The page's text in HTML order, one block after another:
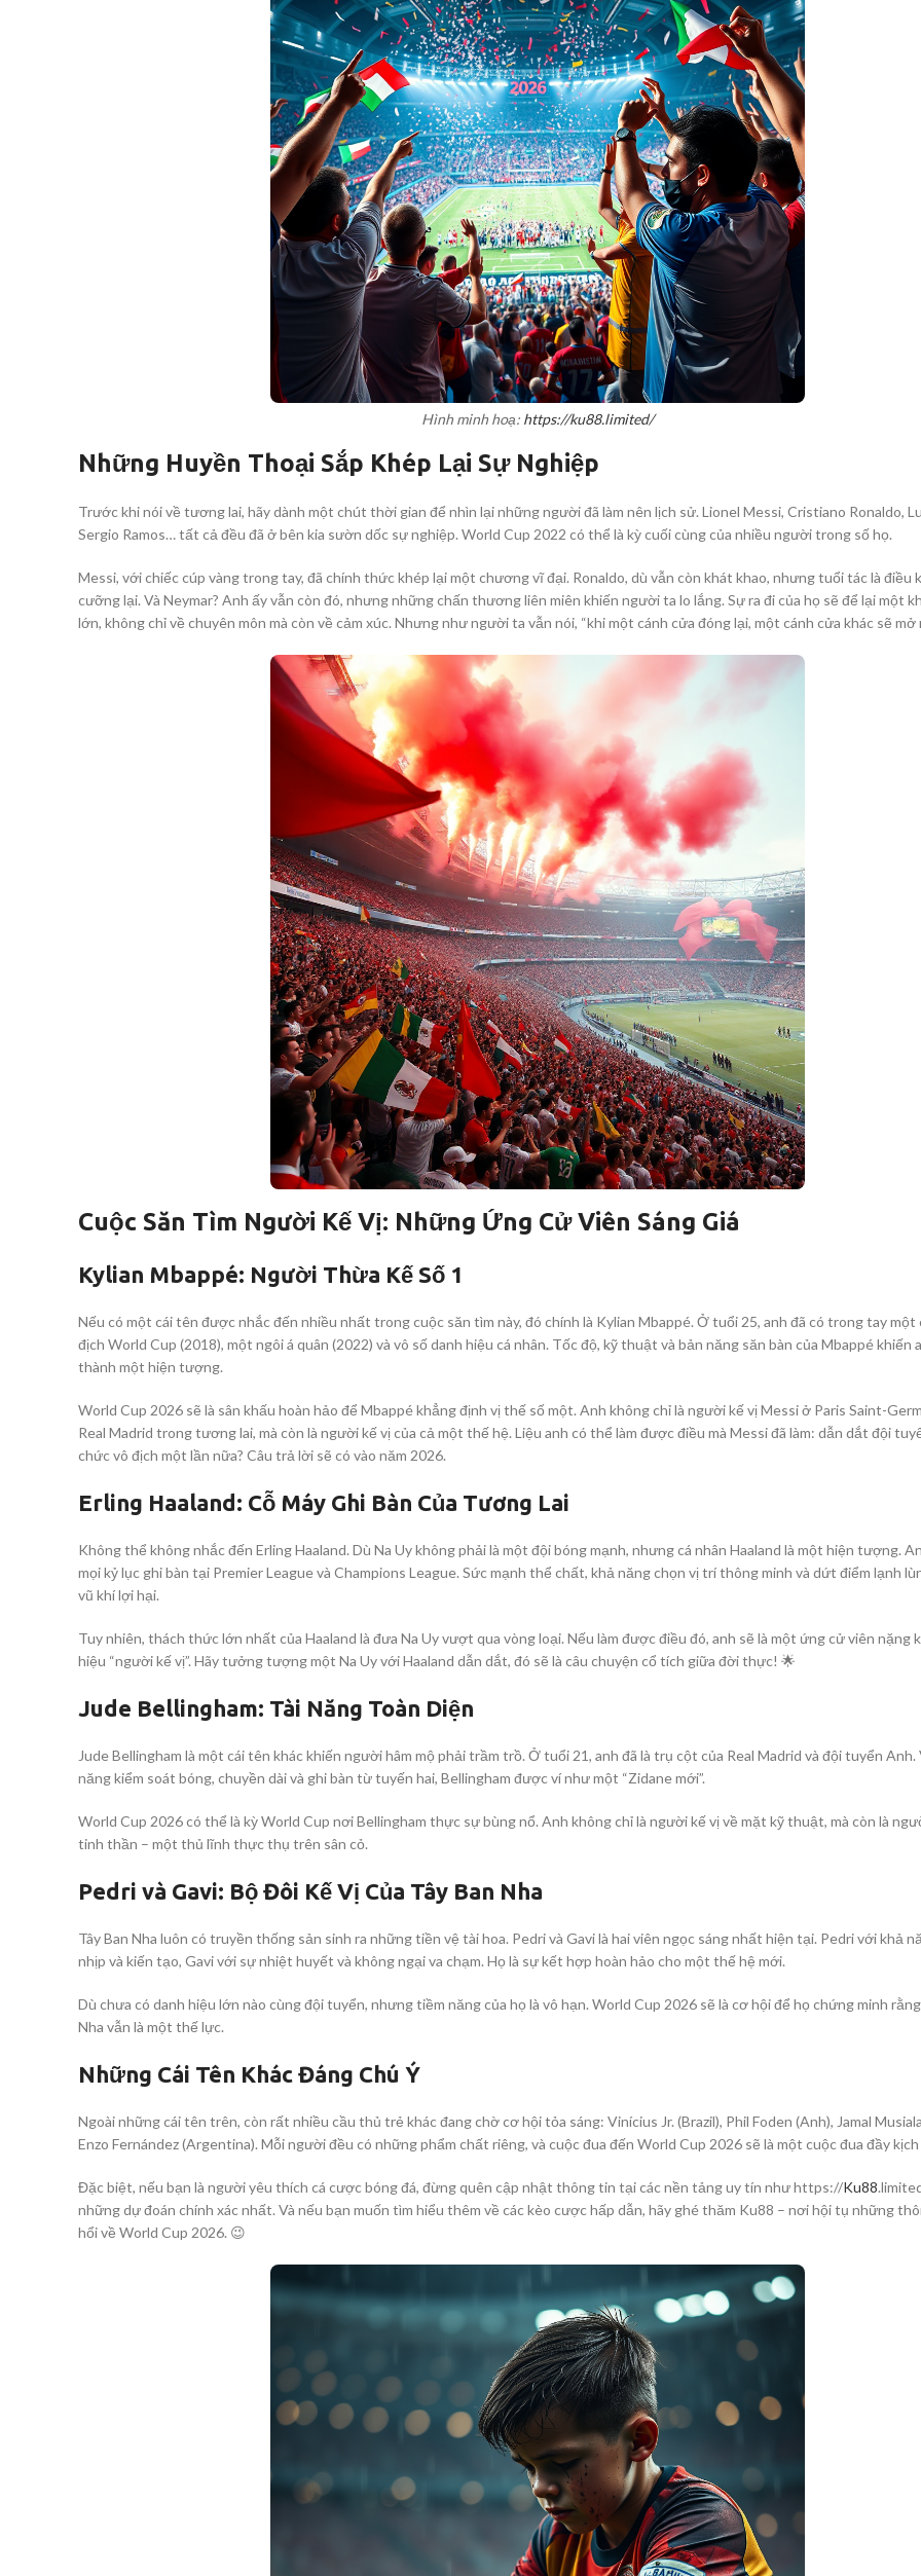
COMMODES
AND
ACCESSORIES
Hình minh hoạ: https://ku88.limited/
Những Huyền Thoại Sắp Khép Lại Sự Nghiệp
Trước khi nói về tương lai, hãy dành một chút thời gian để nhìn lại những người đã làm nên lịch sử. Lionel Messi, Cristiano Ronaldo,
Sergio Ramos… tất cả đều đã ở bên kia sườn dốc sự nghiệp. World Cup 2022 có thể là kỳ cuối cùng của nhiều người trong số họ.
Messi, với chiếc cúp vàng trong tay, đã chính thức khép lại một chương vĩ đại. Ronaldo, dù vẫn còn khát khao, nhưng tuổi tác là điều
cưỡng lại. Và Neymar? Anh ấy vẫn còn đó, nhưng những chấn thương liên miên khiến người ta lo lắng. Sự ra đi của họ sẽ để lại một
lớn, không chỉ về chuyên môn mà còn về cảm xúc. Nhưng như người ta vẫn nói, “khi một cánh cửa đóng lại, một cánh cửa khác sẽ mở
Cuộc Săn Tìm Người Kế Vị: Những Ứng Cử Viên Sáng Giá
Kylian Mbappé: Người Thừa Kế Số 1
Nếu có một cái tên được nhắc đến nhiều nhất trong cuộc săn tìm này, đó chính là Kylian Mbappé. Ở tuổi 25, anh đã có trong tay một
địch World Cup (2018), một ngôi á quân (2022) và vô số danh hiệu cá nhân. Tốc độ, kỹ thuật và bản năng săn bàn của Mbappé khiến
thành một hiện tượng.
World Cup 2026 sẽ là sân khấu hoàn hảo để Mbappé khẳng định vị thế số một. Anh không chỉ là người kế vị Messi ở Paris Saint-
Real Madrid trong tương lai, mà còn là người kế vị của cả một thế hệ. Liệu anh có thể làm được điều mà Messi đã làm: dẫn dắt đội
chức vô địch một lần nữa? Câu trả lời sẽ có vào năm 2026.
Erling Haaland: Cỗ Máy Ghi Bàn Của Tương Lai
Không thể không nhắc đến Erling Haaland. Dù Na Uy không phải là một đội bóng mạnh, nhưng cá nhân Haaland là một hiện tượng.
mọi kỷ lục ghi bàn tại Premier League và Champions League. Sức mạnh thể chất, khả năng chọn vị trí thông minh và dứt điểm lạnh
vũ khí lợi hại.
Tuy nhiên, thách thức lớn nhất của Haaland là đưa Na Uy vượt qua vòng loại. Nếu làm được điều đó, anh sẽ là một ứng cử viên nặng
hiệu “người kế vị”. Hãy tưởng tượng một Na Uy với Haaland dẫn dắt, đó sẽ là câu chuyện cổ tích giữa đời thực! 🌟
Jude Bellingham: Tài Năng Toàn Diện
Jude Bellingham là một cái tên khác khiến người hâm mộ phải trầm trồ. Ở tuổi 21, anh đã là trụ cột của Real Madrid và đội tuyển Anh.
năng kiểm soát bóng, chuyền dài và ghi bàn từ tuyến hai, Bellingham được ví như một “Zidane mới”.
World Cup 2026 có thể là kỳ World Cup nơi Bellingham thực sự bùng nổ. Anh không chỉ là người kế vị về mặt kỹ thuật, mà còn là
tinh thần – một thủ lĩnh thực thụ trên sân cỏ.
Pedri và Gavi: Bộ Đôi Kế Vị Của Tây Ban Nha
Tây Ban Nha luôn có truyền thống sản sinh ra những tiền vệ tài hoa. Pedri và Gavi là hai viên ngọc sáng nhất hiện tại. Pedri với khả
nhịp và kiến tạo, Gavi với sự nhiệt huyết và không ngại va chạm. Họ là sự kết hợp hoàn hảo cho một thế hệ mới.
Dù chưa có danh hiệu lớn nào cùng đội tuyển, nhưng tiềm năng của họ là vô hạn. World Cup 2026 sẽ là cơ hội để họ chứng minh rằng
Nha vẫn là một thế lực.
Những Cái Tên Khác Đáng Chú Ý
Ngoài những cái tên trên, còn rất nhiều cầu thủ trẻ khác đang chờ cơ hội tỏa sáng: Vinícius Jr. (Brazil), Phil Foden (Anh), Jamal
Enzo Fernández (Argentina). Mỗi người đều có những phẩm chất riêng, và cuộc đua đến World Cup 2026 sẽ là một cuộc đua đầy
Đặc biệt, nếu bạn là người yêu thích cá cược bóng đá, đừng quên cập nhật thông tin tại các nền tảng uy tín như https://Ku88
những dự đoán chính xác nhất. Và nếu bạn muốn tìm hiểu thêm về các kèo cược hấp dẫn, hãy ghé thăm Ku88 – nơi hội tụ những
hổi về World Cup 2026. 😉